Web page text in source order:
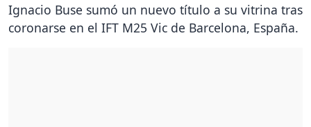
Ignacio Buse sumó un nuevo título a su vitrina tras
coronarse en el IFT M25 Vic de Barcelona, España.